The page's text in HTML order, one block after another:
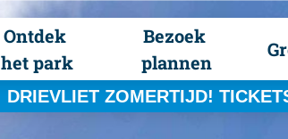
Ontdek
het park
Bezoek
plannen
DRIEVLIET ZOMERTIJD!